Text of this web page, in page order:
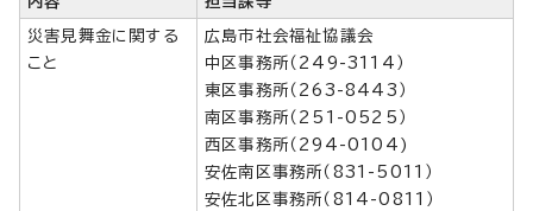
災害見舞金に関する
こと
広島市社会福祉協議会
中区事務所（249-3114）
東区事務所（263-8443）
南区事務所（251-0525）
西区事務所（294-0104)
安佐南区事務所（831-5011）
安佐北区事務所（814-0811）